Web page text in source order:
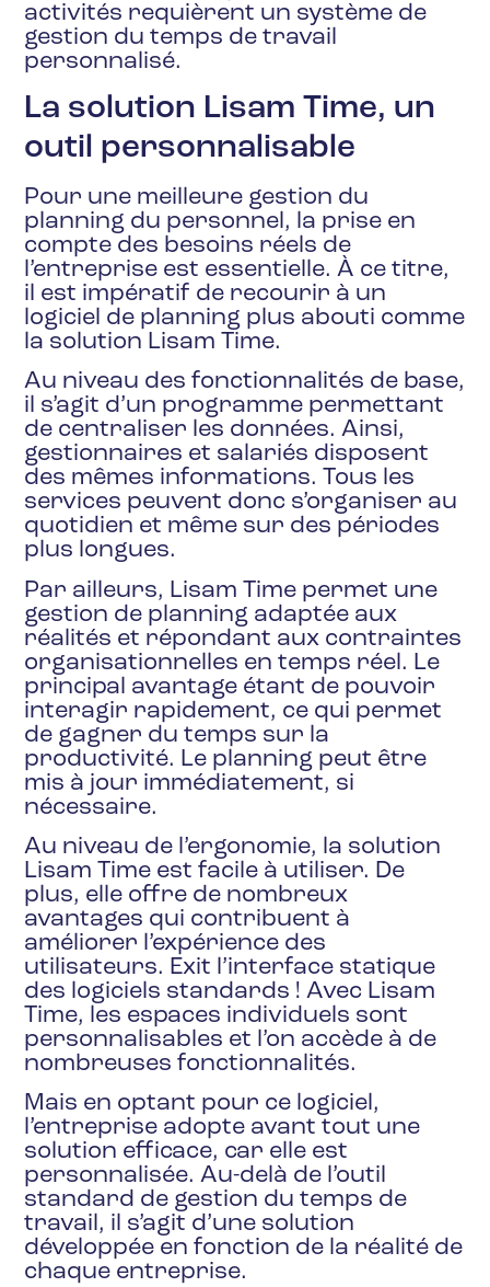
activités requièrent un système de
gestion du temps de travail
personnalisé.
La solution Lisam Time, un
outil personnalisable
Pour une meilleure gestion du
planning du personnel, la prise en
compte des besoins réels de
l’entreprise est essentielle. À ce titre,
il est impératif de recourir à un
logiciel de planning plus abouti comme
la solution Lisam Time.
Au niveau des fonctionnalités de base,
il s’agit d’un programme permettant
de centraliser les données. Ainsi,
gestionnaires et salariés disposent
des mêmes informations. Tous les
services peuvent donc s’organiser au
quotidien et même sur des périodes
plus longues.
Par ailleurs, Lisam Time permet une
gestion de planning adaptée aux
réalités et répondant aux contraintes
organisationnelles en temps réel. Le
principal avantage étant de pouvoir
interagir rapidement, ce qui permet
de gagner du temps sur la
productivité. Le planning peut être
mis à jour immédiatement, si
nécessaire.
Au niveau de l’ergonomie, la solution
Lisam Time est facile à utiliser. De
plus, elle offre de nombreux
avantages qui contribuent à
améliorer l’expérience des
utilisateurs. Exit l’interface statique
des logiciels standards ! Avec Lisam
Time, les espaces individuels sont
personnalisables et l’on accède à de
nombreuses fonctionnalités.
Mais en optant pour ce logiciel,
l’entreprise adopte avant tout une
solution efficace, car elle est
personnalisée. Au-delà de l’outil
standard de gestion du temps de
travail, il s’agit d’une solution
développée en fonction de la réalité de
chaque entreprise.